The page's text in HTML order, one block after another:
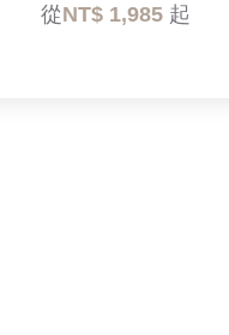
        從
NT$ 1,985 起